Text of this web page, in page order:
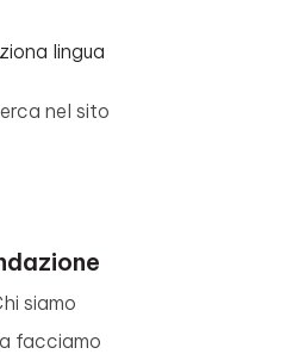
lingua
nel sito
siamo
facciamo